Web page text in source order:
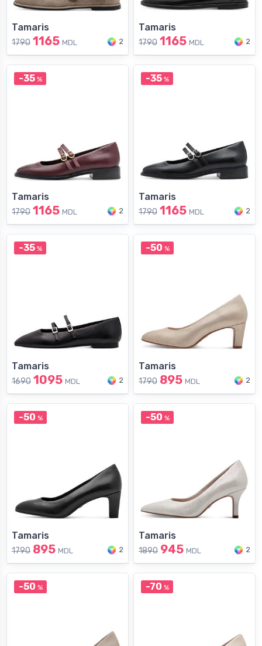
Tamaris
1790 1165 MDL 2
Tamaris
1790 1165 MDL 2
-35%
Tamaris
1790 1165 MDL 2
-35%
Tamaris
1790 1165 MDL 2
-35%
Tamaris
1690 1095 MDL 2
-50 %
Tamaris
1790 895 MDL 2
-50 %
Tamaris
1790 895 MDL 2
-50 %
Tamaris
1890 945 MDL 2
-50 % -70 %